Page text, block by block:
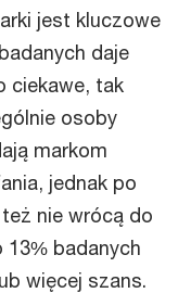
jest kluczowe
daje
ciekawe, tak
osoby
markom
jednak po
nie wrócą do
13% badanych
więcej szans.